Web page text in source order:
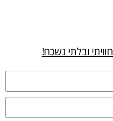
ובלתי נשכח!